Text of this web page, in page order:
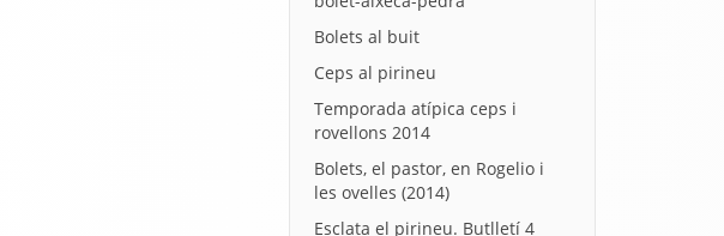
Bolets al buit
Ceps al pirineu
Temporada atípica ceps i
rovellons 2014
Bolets, el pastor, en Rogelio i
les ovelles (2014)
Esclata el pirineu. Butlletí 4